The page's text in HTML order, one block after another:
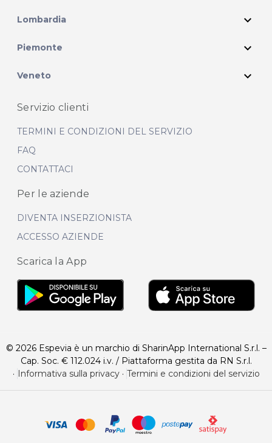
Lombardia expand_more
Piemonte expand_more
Veneto expand_more
Servizio clienti
TERMINI E CONDIZIONI DEL SERVIZIO
FAQ
CONTATTACI
Per le aziende
DIVENTA INSERZIONISTA
ACCESSO AZIENDE
Scarica la App
© 2026 Espevia è un marchio di SharinApp International S.r.l. –
Cap. Soc. € 112.024 i.v. / Piattaforma gestita da RN S.r.l.
· Informativa sulla privacy· Termini e condizioni del servizio